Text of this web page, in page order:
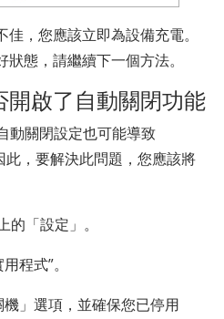
，您應該立即為設備充電。
態，請繼續下一個方法。
啟了自動關閉功能
動關閉設定也可能導致
，要解決此問題，您應該將
「設定」。
程式”。
」選項，並確保您已停用